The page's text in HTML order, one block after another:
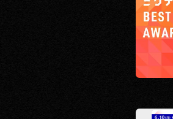
GROUP
RECRUIT
CONTACT